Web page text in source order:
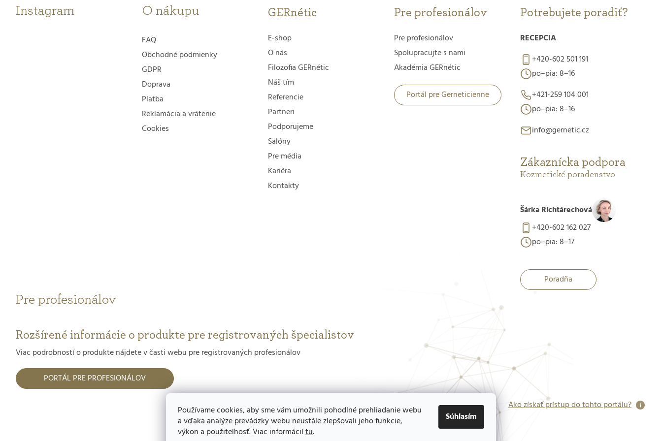
Používame cookies, aby sme vám umožnili pohodlné prehliadanie webu
a vďaka analýze prevádzky webu neustále zlepšovali jeho funkcie,
výkon a použiteľnosť. Viac informáciítu.
Súhlasím
Instagram O nákupu
FAQ
Obchodné podmienky
GDPR
Doprava
Platba
Reklamácia a vrátenie
Cookies
GERnétic
E-shop
O nás
Filozofia GERnétic
Náš tím
Referencie
Partneri
Podporujeme
Salóny
Pre média
Kariéra
Kontakty
Pre profesionálov
Pre profesionálov
Spolupracujte s nami
Akadémia GERnétic
Portál pre Gerneticienne
Potrebujete poradiť?
RECEPCIA
+420-602 501 191
po–pia: 8–16
+421-259 104 001
po–pia: 8–16
info@gernetic.cz
Zákaznícka podpora
Kozmetické poradenstvo
Šárka Richtárechová
+420-602 162 027
po–pia: 8–17
Poradňa
Pre profesionálov
Rozšírené informácie o produkte pre registrovaných špecialistov
Viac podrobností o produkte nájdete v časti webu pre registrovaných profesionálov
PORTÁL PRE PROFESIONÁLOV
Ako získať prístup do tohto portálu?